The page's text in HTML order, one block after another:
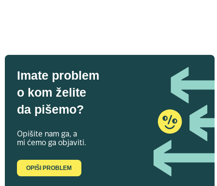
Imate problem
o kom želite
da pišemo?
Opišite nam ga, a
mi ćemo ga objaviti.
OPIŠI PROBLEM